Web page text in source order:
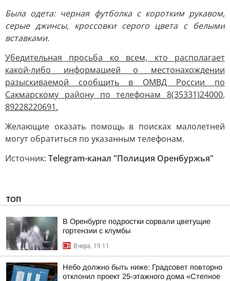
Была одета: черная футболка с коротким рукавом,
серые джинсы, кроссовки серого цвета с белыми
вставками.
Убедительная просьба ко всем, кто располагает
какой-либо информацией о местонахождении
разыскиваемой сообщить в ОМВД России по
Сакмарскому району по телефонам 8(35331)24000,
89228220691.
Желающие оказать помощь в поисках малолетней
могут обратиться по указанным телефонам.
Источник: Telegram-канал "Полиция Оренбуржья"
ТОП
В Оренбурге подростки сорвали цветущие
гортензии с клумбы
Вчера, 19:11
Небо должно быть ниже: Градсовет повторно
отклонил проект 25-этажного дома «Степное